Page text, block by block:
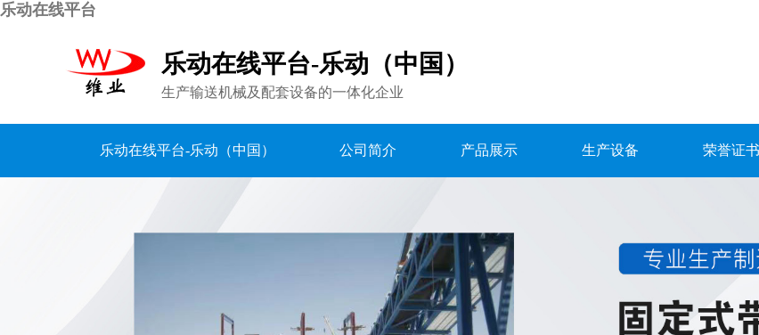
乐动在线平台
乐动在线平台-乐动（中国）
生产输送机械及配套设备的一体化企业
乐动在线平台-乐动（中国） 公司简介 产品展示 生产设备 荣誉证书